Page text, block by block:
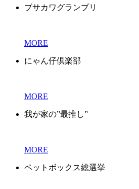
ブサカワグランプリ
MORE
にゃん仔倶楽部
MORE
我が家の”最推し”
MORE
ペットボックス総選挙